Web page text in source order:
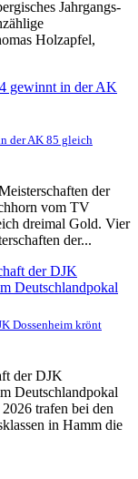
Jahrgangs-
Holzapfel,
der AK 85 gleich
der
vom TV
dreimal Gold. Vier
der...
Dossenheim krönt
der DJK
Deutschlandpokal
trafen bei den
in Hamm die